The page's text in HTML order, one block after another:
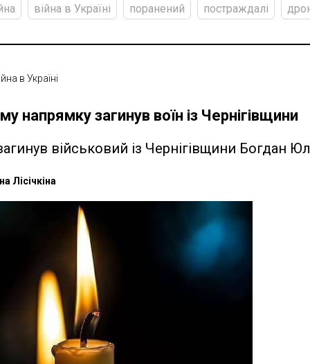
війна в Україні поранений постраждалі
в Україні
напрямку загинув воїн із Чернігівщини
військовий із Чернігівщини Богдан
Лісічкіна